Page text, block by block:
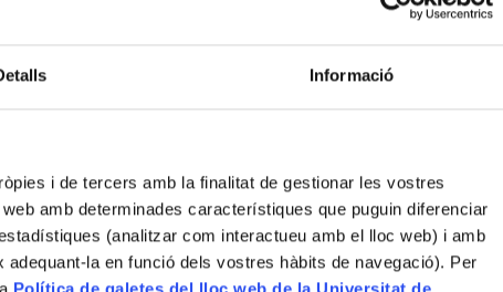
Informació
i de tercers amb la finalitat de gestionar les vostres
amb determinades característiques que puguin diferenciar
(analitzar com interactueu amb el lloc web) i amb
la en funció dels vostres hàbits de navegació). Per
08028 Barcelona